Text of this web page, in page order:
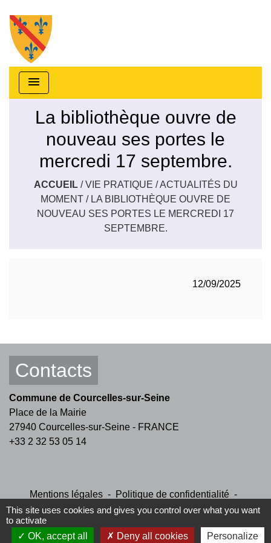
menu
La bibliothèque ouvre de
nouveau ses portes le
mercredi 17 septembre.
ACCUEIL/VIE PRATIQUE /ACTUALITÉS DU
MOMENT / LA BIBLIOTHÈQUE OUVRE DE
NOUVEAU SES PORTES LE MERCREDI 17
SEPTEMBRE.
12/09/2025
Contacts
Commune de Courcelles-sur-Seine
Place de la Mairie
27940 Courcelles-sur-Seine - FRANCE
+33 2 32 53 05 14
Mentions légales - Politique de confidentialité -
Accessibilité - Plan du site - Gestion des cookies
Site créé en partenariat avec Réseau des Communes
This site uses cookies and gives you control over what you want
to activate
OK, accept all
Deny all cookies Personalize